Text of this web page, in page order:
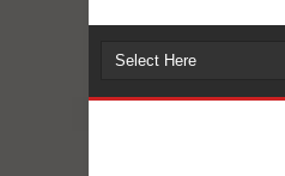
Torneo de